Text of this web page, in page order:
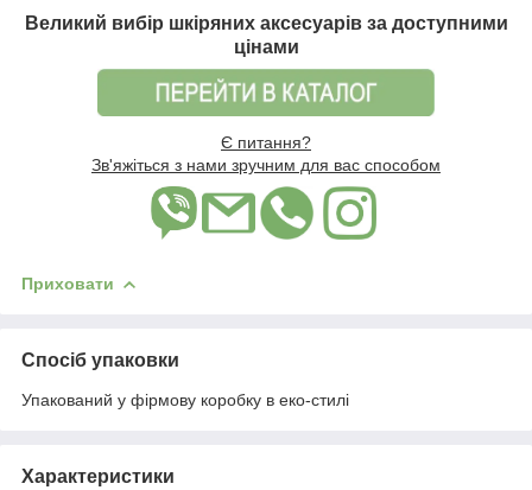
Великий вибір шкіряних аксесуарів за доступними
цінами
Є питання?
Зв'яжіться з нами зручним для вас способом
Приховати
Спосіб упаковки
Упакований у фірмову коробку в еко-стилі
Характеристики